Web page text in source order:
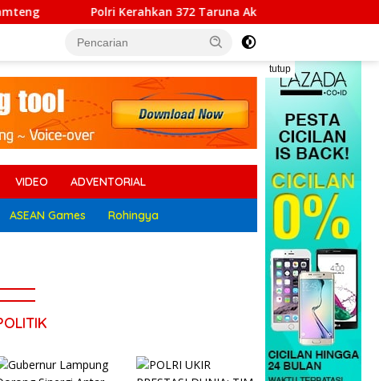
372 Taruna Akpol Dampingi Siswa di 73 Sekolah Rakyat
tutup
VIDEO ADVENTORIAL
ASEAN Games Rohingya